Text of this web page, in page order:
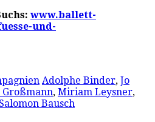
www.ballett-
und-
Adolphe Binder, Jo
, Miriam Leysner,
Salomon Bausch